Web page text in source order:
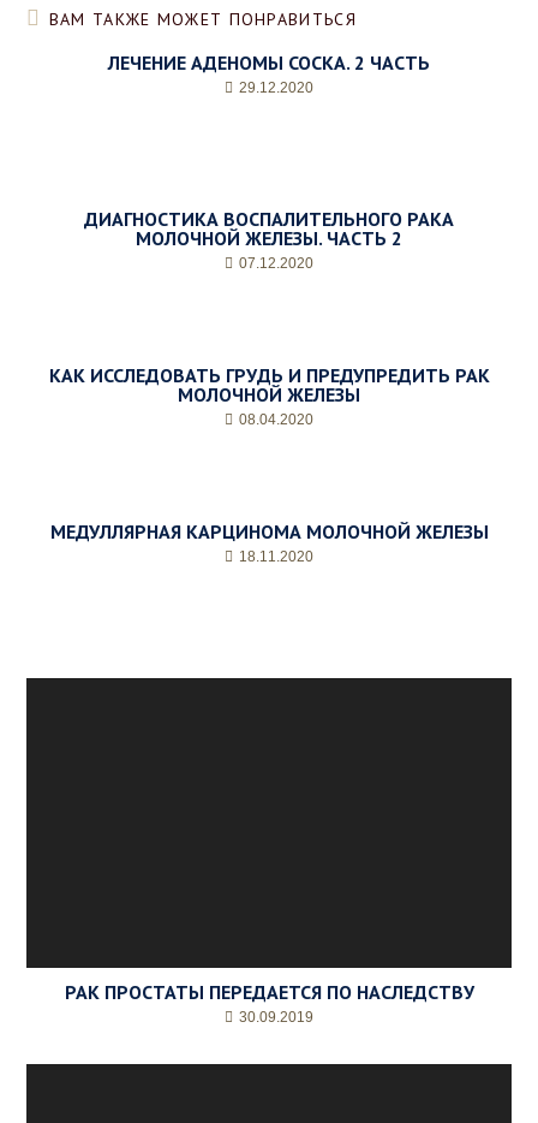
е
ВАМ ТАКЖЕ МОЖЕТ ПОНРАВИТЬСЯ
ЛЕЧЕНИЕ АДЕНОМЫ СОСКА. 2 ЧАСТЬ
29.12.2020
ДИАГНОСТИКА ВОСПАЛИТЕЛЬНОГО РАКА
МОЛОЧНОЙ ЖЕЛЕЗЫ. ЧАСТЬ 2
07.12.2020
КАК ИССЛЕДОВАТЬ ГРУДЬ И ПРЕДУПРЕДИТЬ РАК
МОЛОЧНОЙ ЖЕЛЕЗЫ
08.04.2020
МЕДУЛЛЯРНАЯ КАРЦИНОМА МОЛОЧНОЙ ЖЕЛЕЗЫ
18.11.2020
РАК ПРОСТАТЫ ПЕРЕДАЕТСЯ ПО НАСЛЕДСТВУ
30.09.2019